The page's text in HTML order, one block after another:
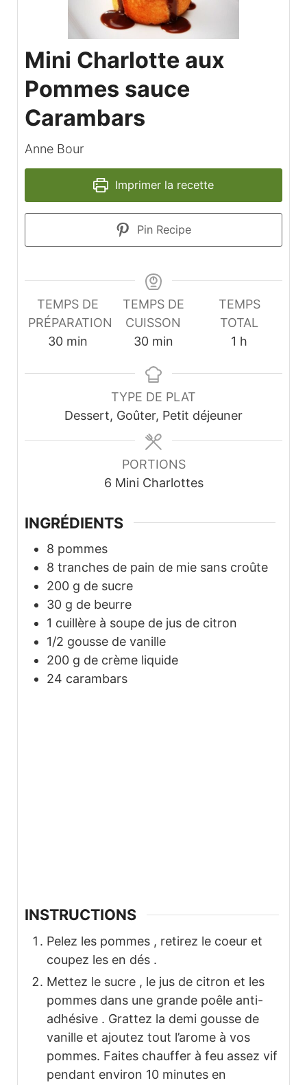
Mini Charlotte aux
Pommes sauce
Carambars
Anne Bour
Imprimer la recette
Pin Recipe
TEMPS DE
PRÉPARATION
30minutes
min
TEMPS DE
CUISSON
30minutes
min
TEMPS
TOTAL
1 heure
h
TYPE DE PLAT
Dessert, Goûter, Petit déjeuner
PORTIONS
6 Mini Charlottes
INGRÉDIENTS
8 pommes
8 tranches de pain de mie sans croûte
200 g de sucre
30 g de beurre
1 cuillère à soupe de jus de citron
1/2 gousse de vanille
200 g de crème liquide
24 carambars
INSTRUCTIONS
Pelez les pommes , retirez le coeur et
coupez les en dés .
Mettez le sucre , le jus de citron et les
pommes dans une grande poêle anti-
adhésive . Grattez la demi gousse de
vanille et ajoutez tout l’arome à vos
pommes. Faites chauffer à feu assez vif
pendant environ 10 minutes en